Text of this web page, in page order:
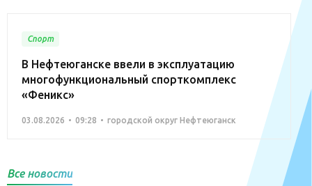
Спорт
В Нефтеюганске ввели в эксплуатацию
многофункциональный спорткомплекс
«Феникс»
03.08.2026 09:28 городской округ Нефтеюганск
Все новости